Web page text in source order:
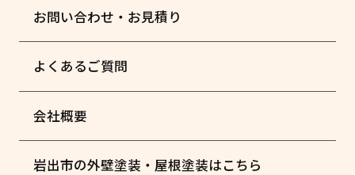
お問い合わせ・お見積り
よくあるご質問
会社概要
岩出市の外壁塗装・屋根塗装はこちら